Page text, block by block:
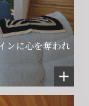
ンに心を奪われ